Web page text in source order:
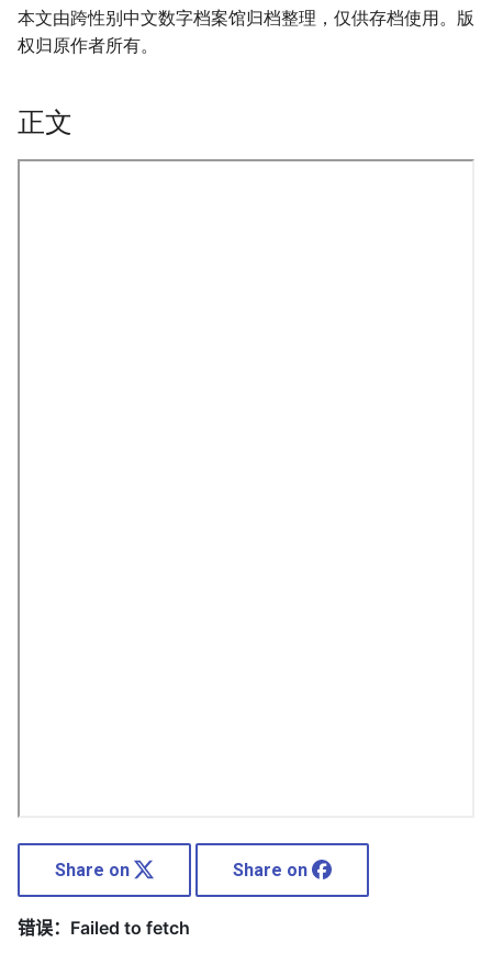
本文由跨性别中文数字档案馆归档整理，仅供存档使用。版
权归原作者所有。
正文
Share on Share on